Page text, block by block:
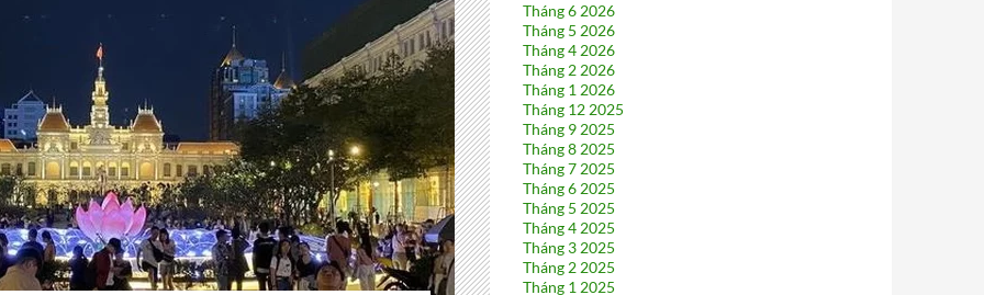
Tháng 6 2026
Tháng 5 2026
Tháng 4 2026
Tháng 2 2026
Tháng 1 2026
Tháng 12 2025
Tháng 9 2025
Tháng 8 2025
Tháng 7 2025
Tháng 6 2025
Tháng 5 2025
Tháng 4 2025
Tháng 3 2025
Tháng 2 2025
Tháng 1 2025